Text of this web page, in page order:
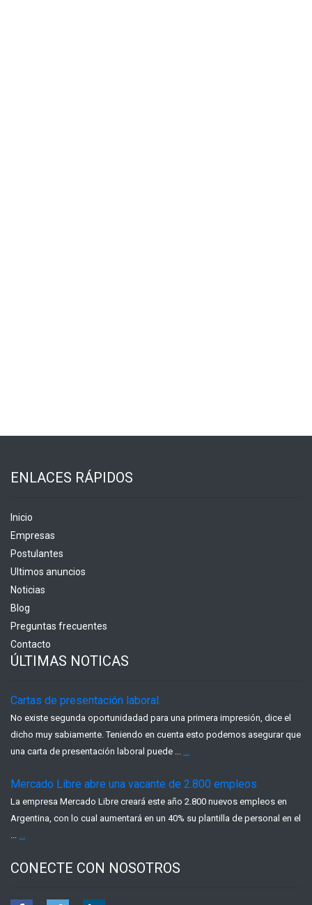
ENLACES RÁPIDOS
Inicio
Empresas
Postulantes
Ultimos anuncios
Noticias
Blog
Preguntas frecuentes
Contacto
ÚLTIMAS NOTICAS
Cartas de presentación laboral.
No existe segunda oportunidadad para una primera impresión, dice el
dicho muy sabiamente. Teniendo en cuenta esto podemos asegurar que
una carta de presentación laboral puede ... ...
Mercado Libre abre una vacante de 2.800 empleos
La empresa Mercado Libre creará este año 2.800 nuevos empleos en
Argentina, con lo cual aumentará en un 40% su plantilla de personal en el
... ...
CONECTE CON NOSOTROS